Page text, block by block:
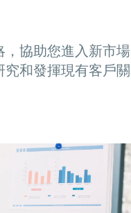
協助您進入新市場
和發揮現有客戶關